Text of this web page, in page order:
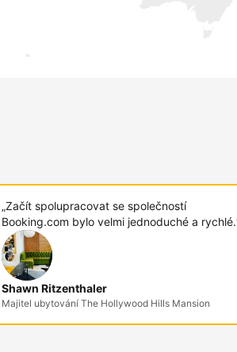
„Začít spolupracovat se společností
Booking.com bylo velmi jednoduché a
Shawn Ritzenthaler
Majitel ubytování The Hollywood Hills Mansion